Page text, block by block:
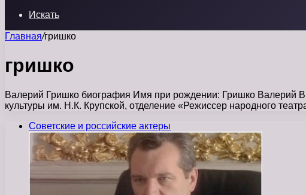
Искать
Главная/гришко
гришко
Валерий Гришко биография Имя при рождении: Гришко Валерий
культуры им. Н.К. Крупской, отделение «Режиссер народного
Советские и российские актеры